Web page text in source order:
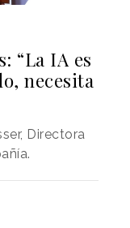
“La IA es
necesita
Directora